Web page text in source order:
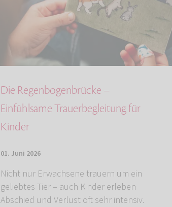
Die Regenbogenbrücke –
Einfühlsame Trauerbegleitung für
Kinder
01. Juni 2026
Nicht nur Erwachsene trauern um ein
geliebtes Tier – auch Kinder erleben
Abschied und Verlust oft sehr intensiv.